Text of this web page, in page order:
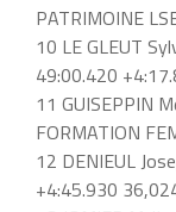
PATRIMOINE
10 LE GLEUT
49:00.420
11 GUISEPPIN
FORMATION
12 DENIEUL
+4:45.930